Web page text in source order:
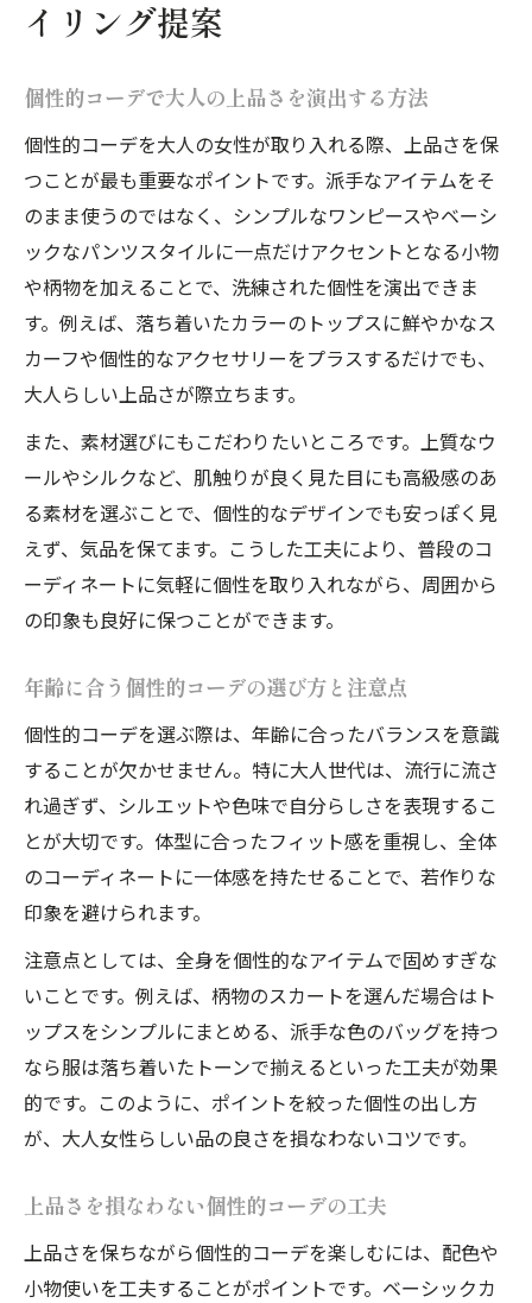
イリング提案
個性的コーデで大人の上品さを演出する方法
個性的コーデを大人の女性が取り入れる際、上品さを保
つことが最も重要なポイントです。派手なアイテムをそ
のまま使うのではなく、シンプルなワンピースやベーシ
ックなパンツスタイルに一点だけアクセントとなる小物
や柄物を加えることで、洗練された個性を演出できま
す。例えば、落ち着いたカラーのトップスに鮮やかなス
カーフや個性的なアクセサリーをプラスするだけでも、
大人らしい上品さが際立ちます。
また、素材選びにもこだわりたいところです。上質なウ
ールやシルクなど、肌触りが良く見た目にも高級感のあ
る素材を選ぶことで、個性的なデザインでも安っぽく見
えず、気品を保てます。こうした工夫により、普段のコ
ーディネートに気軽に個性を取り入れながら、周囲から
の印象も良好に保つことができます。
年齢に合う個性的コーデの選び方と注意点
個性的コーデを選ぶ際は、年齢に合ったバランスを意識
することが欠かせません。特に大人世代は、流行に流さ
れ過ぎず、シルエットや色味で自分らしさを表現するこ
とが大切です。体型に合ったフィット感を重視し、全体
のコーディネートに一体感を持たせることで、若作りな
印象を避けられます。
注意点としては、全身を個性的なアイテムで固めすぎな
いことです。例えば、柄物のスカートを選んだ場合はト
ップスをシンプルにまとめる、派手な色のバッグを持つ
なら服は落ち着いたトーンで揃えるといった工夫が効果
的です。このように、ポイントを絞った個性の出し方
が、大人女性らしい品の良さを損なわないコツです。
上品さを損なわない個性的コーデの工夫
上品さを保ちながら個性的コーデを楽しむには、配色や
小物使いを工夫することがポイントです。ベーシックカ